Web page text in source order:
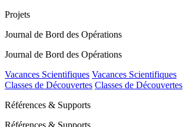
Projets
Journal de Bord des Opérations
Journal de Bord des Opérations
Vacances Scientifiques Vacances Scientifiques
Classes de Découvertes Classes de Découvertes
Références & Supports
Références & Supports